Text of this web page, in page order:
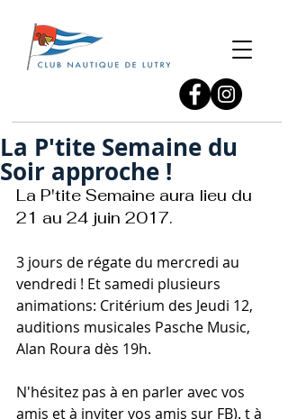
La P'tite Semaine du
Soir approche !
La P'tite Semaine aura lieu du
21 au 24 juin 2017.
3 jours de régate du mercredi au
vendredi ! Et samedi plusieurs
animations: Critérium des Jeudi 12,
auditions musicales Pasche Music,
Alan Roura dès 19h.
N'hésitez pas à en parler avec vos
amis et à inviter vos amis sur FB). t à